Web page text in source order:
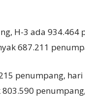
H-3 ada 934.464
687.211
penumpang,